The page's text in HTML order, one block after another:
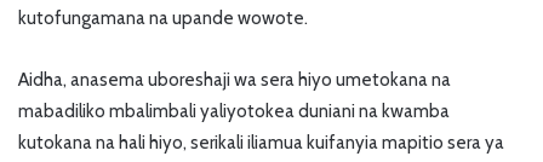
kutofungamana na upande wowote.
Aidha, anasema uboreshaji wa sera hiyo umetokana na
mabadiliko mbalimbali yaliyotokea duniani na kwamba
kutokana na hali hiyo, serikali iliamua kuifanyia mapitio sera ya